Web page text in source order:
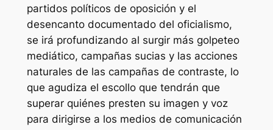
partidos políticos de oposición y el
desencanto documentado del oficialismo,
se irá profundizando al surgir más golpeteo
mediático, campañas sucias y las acciones
naturales de las campañas de contraste, lo
que agudiza el escollo que tendrán que
superar quiénes presten su imagen y voz
para dirigirse a los medios de comunicación